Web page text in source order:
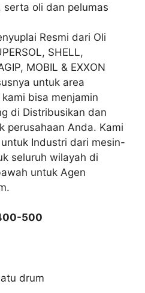
oli dan pelumas
Resmi dari Oli
SHELL,
MOBIL & EXXON
untuk area
kami bisa menjamin
di Distribusikan dan
perusahaan Anda. Kami
Industri dari mesin-
seluruh wilayah di
untuk Agen
500